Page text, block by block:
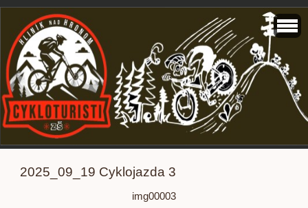
2025_09_19 Cyklojazda 3
img00003